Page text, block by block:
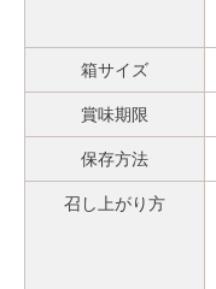
箱サイズ
賞味期限
保存方法
召し上がり方